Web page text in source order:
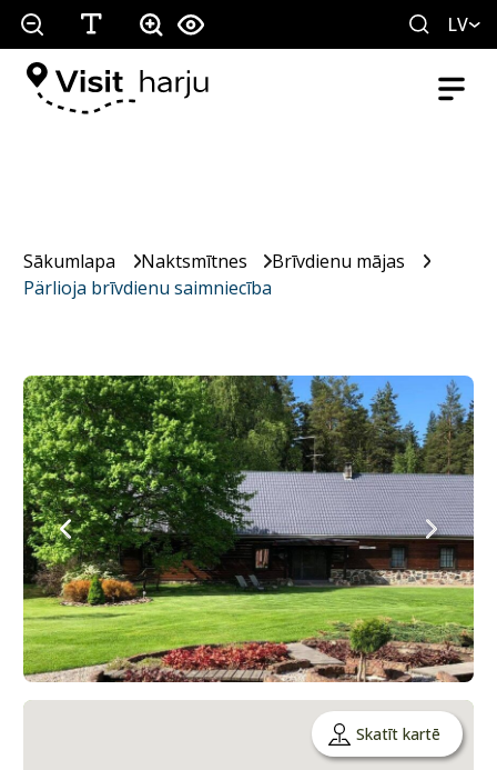
LV
Sākumlapa Naktsmītnes
Brīvdienu mājas
Pärlioja brīvdienu saimniecība
Skatīt kartē